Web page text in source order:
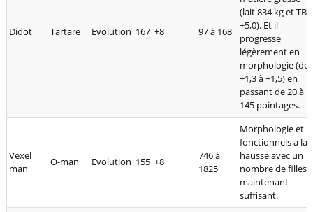
Didot Tartare Evolution 167 +8 97 à 168
(lait 834 kg et TB
+5,0). Et il
progresse
légèrement en
morphologie (de
+1,3 à +1,5) en
passant de 20 à
145 pointages.
Vexel
man
O-man Evolution 155 +8
746 à
1825
Morphologie et
fonctionnels à la
hausse avec un
nombre de filles
maintenant
suffisant.